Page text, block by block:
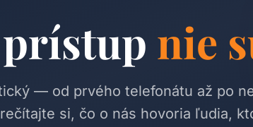
prístup nie
— od prvého telefonátu až po
si, čo o nás hovoria ľudia,